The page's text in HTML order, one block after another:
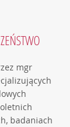
mgr
badaniach